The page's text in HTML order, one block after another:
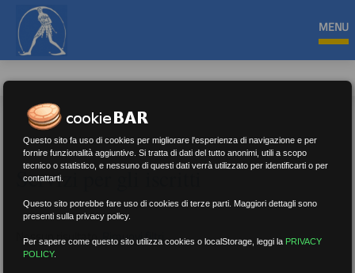
MENU
Servizi per gli iscritti
Nessun risultato.Rimuovi filtri
Questo sito fa uso di cookies per migliorare l'esperienza di navigazione e per
fornire funzionalità aggiuntive. Si tratta di dati del tutto anonimi, utili a scopo
tecnico o statistico, e nessuno di questi dati verrà utilizzato per identificarti o per
contattarti.
Questo sito potrebbe fare uso di cookies di terze parti. Maggiori dettagli sono
presenti sulla privacy policy.
Per sapere come questo sito utilizza cookies o localStorage, leggi la PRIVACY
POLICY.